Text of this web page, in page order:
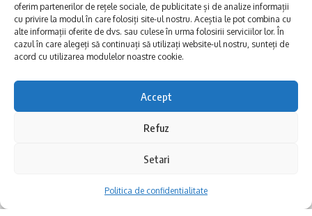
oferim partenerilor de rețele sociale, de publicitate și de analize informații
cu privire la modul în care folosiți site-ul nostru. Aceștia le pot combina cu
alte informații oferite de dvs. sau culese în urma folosirii serviciilor lor. În
cazul în care alegeți să continuați să utilizați website-ul nostru, sunteți de
acord cu utilizarea modulelor noastre cookie.
Accept
Refuz
Setari
Politica de confidentialitate
E xplorăm Dobrogea,
Explorăm valorile locale:
Deltă, Litoral, cele mai mari
biserici și mănăstiri, cele mai
FRUMOASE POVEȘTI.
Afaceri și meșteșuguri
Actualitate